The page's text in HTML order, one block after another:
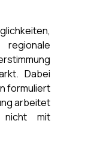
Dabei
formuliert
arbeitet
nicht mit